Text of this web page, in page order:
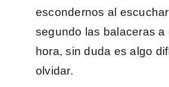
escondernos al
segundo las balaceras a
hora, sin duda es algo
olvidar.